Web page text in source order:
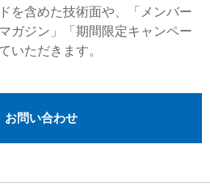
を含めた技術面や、「メンバー
ガジン」「期間限定キャンペー
いただきます。
お問い合わせ